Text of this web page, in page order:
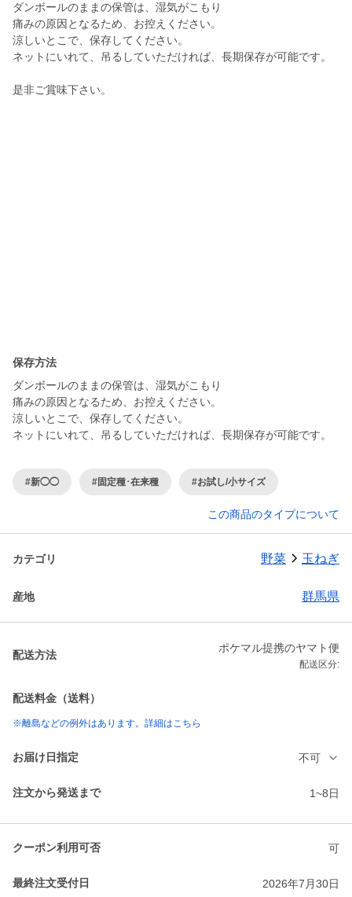
ダンボールのままの保管は、湿気がこもり
痛みの原因となるため、お控えください。
涼しいとこで、保存してください。
ネットにいれて、吊るしていただければ、長期保存が可能です。
是非ご賞味下さい。
保存方法
ダンボールのままの保管は、湿気がこもり
痛みの原因となるため、お控えください。
涼しいとこで、保存してください。
#新◯◯ #固定種･在来種 #お試し/小サイズ
この商品のタイプについて
カテゴリ 野菜 玉ねぎ
産地 群馬県
配送方法
ポケマル提携のヤマト便
配送区分:
配送料金（送料）
※離島などの例外はあります。詳細はこちら
お届け日指定 不可
注文から発送まで 1~8日
クーポン利用可否 可
最終注文受付日 2026年7月30日